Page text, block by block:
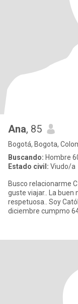
Ana, 85
Bogotá, Bogota,
Buscando: Hombre
Estado civil: Viudo/a
Busco relacionarme
guste viajar.. La buen mesa... Soy Pro
respetuosa.. Soy
diciembre cumpmo 64